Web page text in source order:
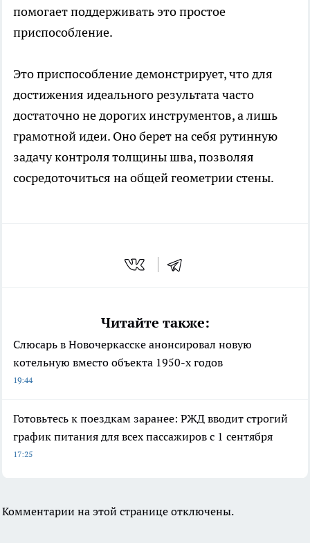
помогает поддерживать это простое
приспособление.
Это приспособление демонстрирует, что для
достижения идеального результата часто
достаточно не дорогих инструментов, а лишь
грамотной идеи. Оно берет на себя рутинную
задачу контроля толщины шва, позволяя
сосредоточиться на общей геометрии стены.
Читайте также:
Слюсарь в Новочеркасске анонсировал новую
котельную вместо объекта 1950-х годов
19:44
Готовьтесь к поездкам заранее: РЖД вводит строгий
график питания для всех пассажиров с 1 сентября
17:25
Комментарии на этой странице отключены.